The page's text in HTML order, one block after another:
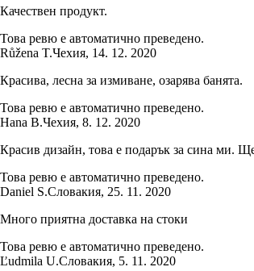
Качествен продукт.
Това ревю е автоматично преведено.
Růžena T.Чехия, 14. 12. 2020
Красива, лесна за измиване, озарява банята.
Това ревю е автоматично преведено.
Hana B.Чехия, 8. 12. 2020
Красив дизайн, това е подарък за сина ми.
Това ревю е автоматично преведено.
Daniel S.Словакия, 25. 11. 2020
Много приятна доставка на стоки
Това ревю е автоматично преведено.
Ľudmila U.Словакия, 5. 11. 2020